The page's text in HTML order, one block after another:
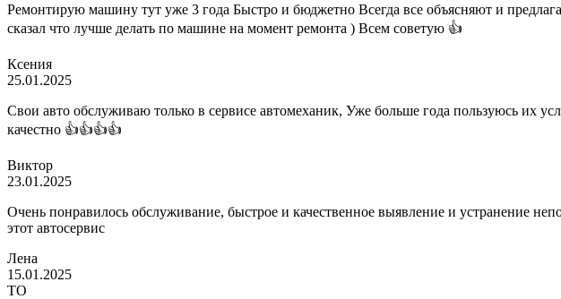
Ремонтирую машину тут уже 3 года Быстро и бюджетно Всегда все объясняют и
сказал что лучше делать по машине на момент ремонта ) Всем советую 👍
Ксения
25.01.2025
Свои авто обслуживаю только в сервисе автомеханик, Уже больше года пользуюсь их
качестно 👍👍👍👍
Виктор
23.01.2025
Очень понравилось обслуживание, быстрое и качественное выявление и устранение
этот автосервис
Лена
15.01.2025
ТО